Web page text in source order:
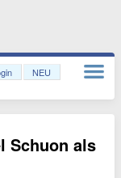
NEU
Schuon als